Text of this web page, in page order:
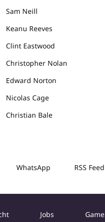
Sam Neill
Keanu Reeves
Clint Eastwood
Christopher Nolan
Edward Norton
Nicolas Cage
Christian Bale
WhatsApp RSS Feed
Jobs